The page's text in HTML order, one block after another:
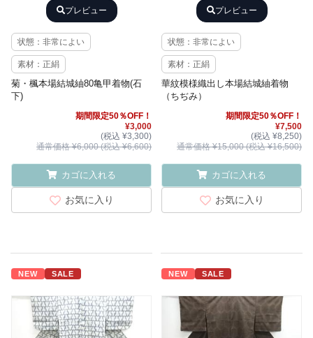
プレビュー
状態：非常によい
素材：正絹
菊・楓本場結城紬80亀甲着物(石
下)
期間限定50％OFF！
¥3,000
(税込 ¥3,300)
通常価格 ¥6,000 (税込 ¥6,600)
カゴに入れる
お気に入り
プレビュー
状態：非常によい
素材：正絹
華紋模様織出し本場結城紬着物
（ちぢみ）
期間限定50％OFF！
¥7,500
(税込 ¥8,250)
通常価格 ¥15,000 (税込 ¥16,500)
カゴに入れる
お気に入り
NEW SALE NEW SALE